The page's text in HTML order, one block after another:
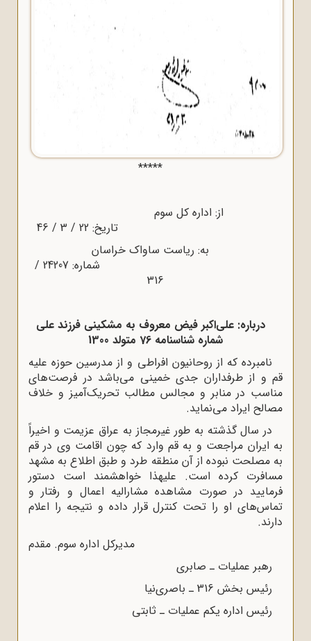
*****
از: اداره کل سوم
تاریخ: 22 / 3 / 46
به: ریاست ساواک خراسان
شماره: 24207 /
316
درباره: على‌اکبر فیض معروف به مشکینى فرزند على
شماره شناسنامه 76 متولد 1300
نامبرده که از روحانیون افراطى و از مدرسین حوزه علیه
قم و از طرفداران جدى خمینى مى‌باشد در فرصت‌هاى
مناسب در منابر و مجالس مطالب تحریک‌آمیز و خلاف
مصالح ایراد مى‌نماید.
در سال گذشته به طور غیرمجاز به عراق عزیمت و اخیراً
به ایران مراجعت و به قم وارد که چون اقامت وى در قم
به مصلحت نبوده از آن منطقه طرد و طبق اطلاع به مشهد
مسافرت کرده است. علیهذا خواهشمند است دستور
فرمایید در صورت مشاهده مشارالیه اعمال و رفتار و
تماس‌هاى او را تحت کنترل قرار داده و نتیجه را اعلام
دارند.
مدیرکل اداره سوم. مقدم
رهبر عملیات ـ صابرى
رئیس بخش 316 ـ باصرى‌نیا
رئیس اداره یکم عملیات ـ ثابتى